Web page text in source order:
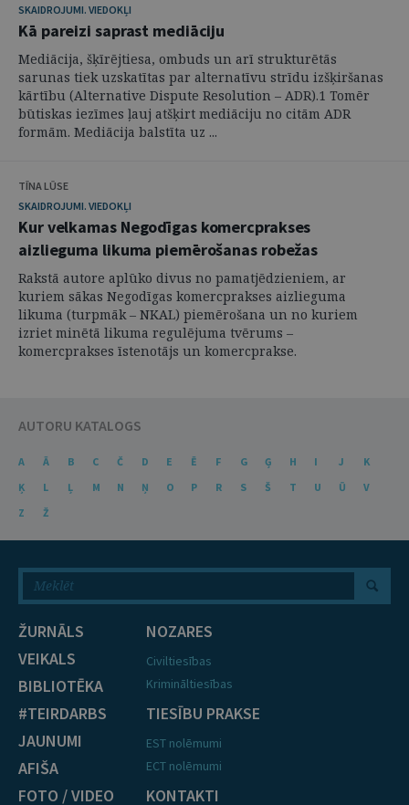
SKAIDROJUMI. VIEDOKĻI
Kā pareizi saprast mediāciju
Mediācija, šķīrējtiesa, ombuds un arī strukturētās
sarunas tiek uzskatītas par alternatīvu strīdu izšķiršanas
kārtību (Alternative Dispute Resolution – ADR).1 Tomēr
būtiskas iezīmes ļauj atšķirt mediāciju no citām ADR
formām. Mediācija balstīta uz ...
TĪNA LŪSE
SKAIDROJUMI. VIEDOKĻI
Kur velkamas Negodīgas komercprakses
aizlieguma likuma piemērošanas robežas
Rakstā autore aplūko divus no pamatjēdzieniem, ar
kuriem sākas Negodīgas komercprakses aizlieguma
likuma (turpmāk – NKAL) piemērošana un no kuriem
izriet minētā likuma regulējuma tvērums –
komercprakses īstenotājs un komercprakse.
AUTORU KATALOGS
A Ā B C Č D E Ē F G Ģ H I J
K
Ķ
L Ļ M N Ņ O P R S Š T U Ū
V
Z
Ž
ŽURNĀLS
VEIKALS
BIBLIOTĒKA
#TEIRDARBS
JAUNUMI
AFIŠA
FOTO / VIDEO
NOZARES
Civiltiesības
Krimināltiesības
TIESĪBU PRAKSE
EST nolēmumi
ECT nolēmumi
KONTAKTI